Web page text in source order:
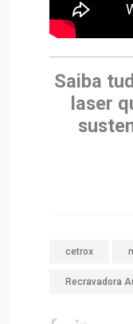
Saiba
laser
cetrox
Recravadora